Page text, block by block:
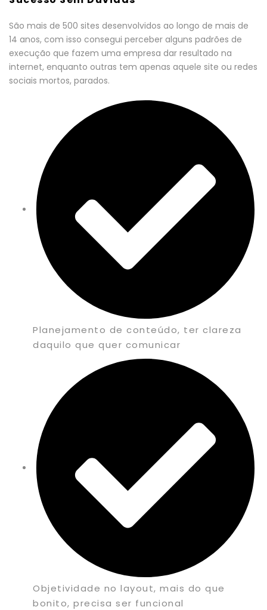
São mais de 500 sites desenvolvidos ao longo de mais de
14 anos, com isso consegui perceber alguns padrões de
execução que fazem uma empresa dar resultado na
internet, enquanto outras tem apenas aquele site ou redes
sociais mortos, parados.
Planejamento de conteúdo, ter clareza
daquilo que quer comunicar
Objetividade no layout, mais do que
bonito, precisa ser funcional